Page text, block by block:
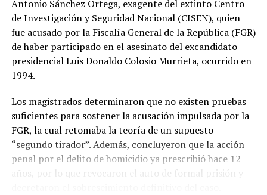
Antonio Sánchez Ortega, exagente del extinto Centro
de Investigación y Seguridad Nacional (CISEN), quien
fue acusado por la Fiscalía General de la República (FGR)
de haber participado en el asesinato del excandidato
presidencial Luis Donaldo Colosio Murrieta, ocurrido en
1994.
Los magistrados determinaron que no existen pruebas
suficientes para sostener la acusación impulsada por la
FGR, la cual retomaba la teoría de un supuesto
“segundo tirador”. Además, concluyeron que la acción
penal por el delito de homicidio ya prescribió hace 12
años, por lo que revocaron el auto de formal prisión y